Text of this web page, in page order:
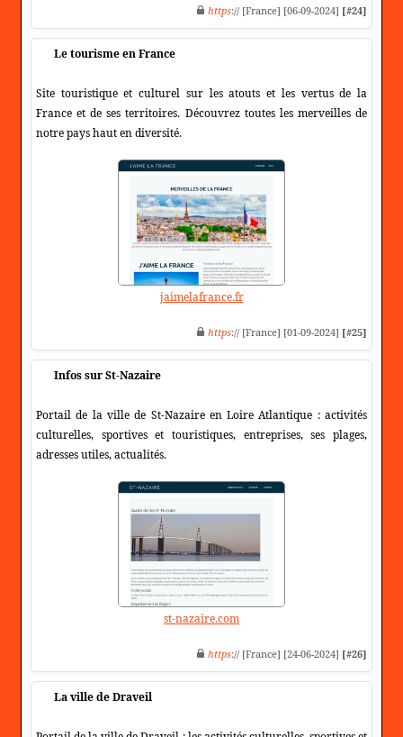
https:// [France] [06-09-2024] [#24]
Le tourisme en France
Site touristique et culturel sur les atouts et les vertus de la
France et de ses territoires. Découvrez toutes les merveilles de
notre pays haut en diversité.
jaimelafrance.fr
https:// [France] [01-09-2024] [#25]
Infos sur St-Nazaire
Portail de la ville de St-Nazaire en Loire Atlantique : activités
culturelles, sportives et touristiques, entreprises, ses plages,
adresses utiles, actualités.
st-nazaire.com
https:// [France] [24-06-2024] [#26]
La ville de Draveil